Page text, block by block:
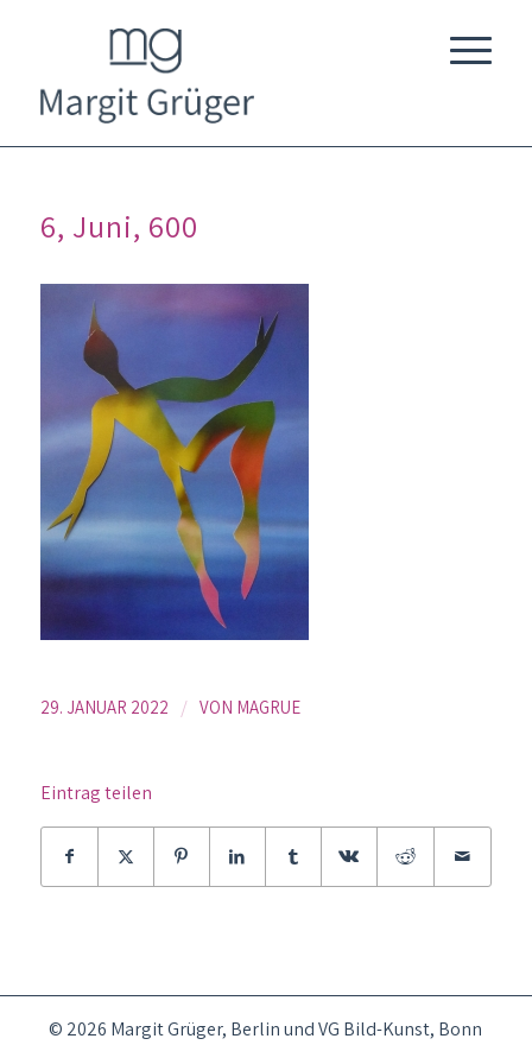
6, Juni, 600
29. JANUAR 2022 / VON MAGRUE
Eintrag teilen
© 2026 Margit Grüger, Berlin und VG Bild-Kunst, Bonn